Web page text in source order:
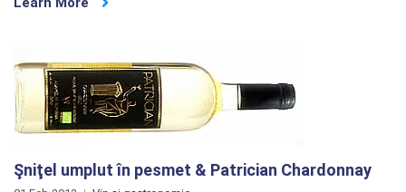
Şniţel umplut în pesmet & Patrician Chardonnay